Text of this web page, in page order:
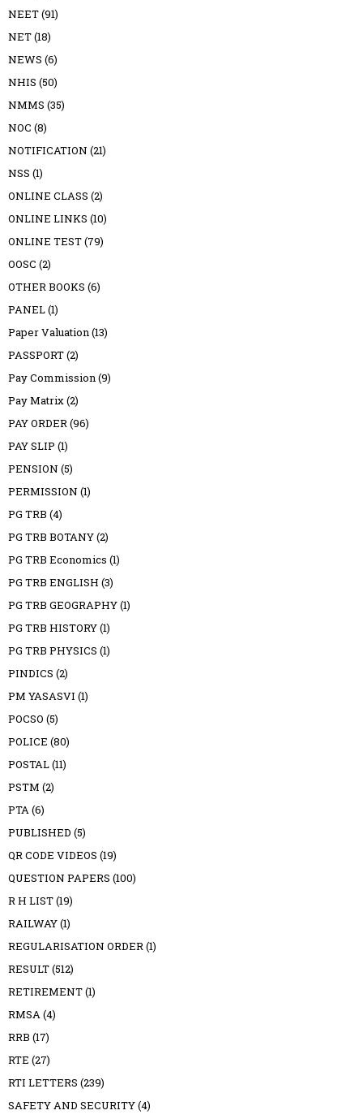
NEET(91)
NET(18)
NEWS (6)
NHIS (50)
NMMS (35)
NOC (8)
NOTIFICATION (21)
NSS (1)
ONLINE CLASS (2)
ONLINE LINKS (10)
ONLINE TEST(79)
OOSC (2)
OTHER BOOKS (6)
PANEL(1)
Paper Valuation(13)
PASSPORT(2)
Pay Commission(9)
Pay Matrix(2)
PAY ORDER(96)
PAY SLIP (1)
PENSION (5)
PERMISSION (1)
PG TRB (4)
PG TRB BOTANY(2)
PG TRB Economics (1)
PG TRB ENGLISH (3)
PG TRB GEOGRAPHY(1)
PG TRB HISTORY(1)
PG TRB PHYSICS (1)
PINDICS (2)
PM YASASVI (1)
POCSO (5)
POLICE (80)
POSTAL(11)
PSTM (2)
PTA(6)
PUBLISHED (5)
QR CODE VIDEOS (19)
QUESTION PAPERS (100)
R H LIST(19)
RAILWAY(1)
REGULARISATION ORDER(1)
RESULT(512)
RETIREMENT(1)
RMSA(4)
RRB (17)
RTE (27)
RTI LETTERS (239)
SAFETY AND SECURITY(4)